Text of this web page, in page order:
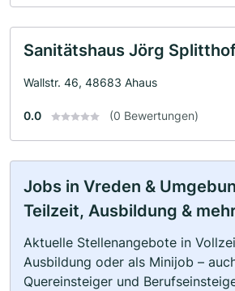
Sanitätshaus Jörg
Wallstr. 46, 48683 Ahaus
0.0 (0 Bewertungen)
Jobs in Vreden &
Teilzeit, Ausbildung &
Aktuelle Stellenangebote in
Ausbildung oder als Minijob –
Quereinsteiger und